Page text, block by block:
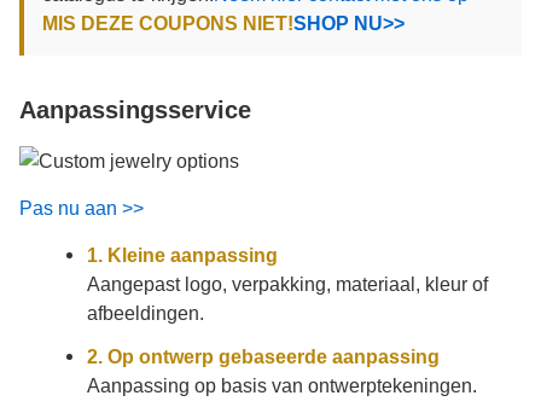
MIS DEZE COUPONS NIET!SHOP NU>>
Aanpassingsservice
Pas nu aan >>
1. Kleine aanpassing
Aangepast logo, verpakking, materiaal, kleur of
afbeeldingen.
2. Op ontwerp gebaseerde aanpassing
Aanpassing op basis van ontwerptekeningen.